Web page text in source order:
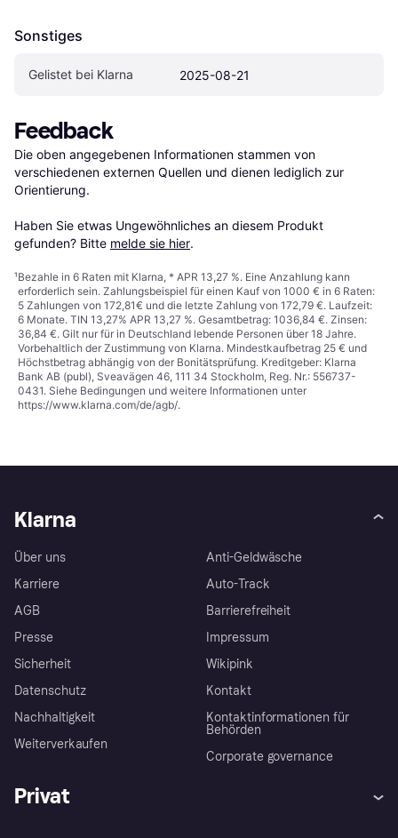
Sonstiges
Gelistet bei Klarna 2025-08-21
Feedback
Die oben angegebenen Informationen stammen von
verschiedenen externen Quellen und dienen lediglich zur
Orientierung.
Haben Sie etwas Ungewöhnliches an diesem Produkt
gefunden? Bitte melde sie hier.
¹Bezahle in 6 Raten mit Klarna, * APR 13,27 %. Eine Anzahlung kann
erforderlich sein. Zahlungsbeispiel für einen Kauf von 1000 € in 6 Raten:
5 Zahlungen von 172,81€ und die letzte Zahlung von 172,79 €. Laufzeit:
6 Monate. TIN 13,27% APR 13,27 %. Gesamtbetrag: 1036,84 €. Zinsen:
36,84 €. Gilt nur für in Deutschland lebende Personen über 18 Jahre.
Vorbehaltlich der Zustimmung von Klarna. Mindestkaufbetrag 25 € und
Höchstbetrag abhängig von der Bonitätsprüfung. Kreditgeber: Klarna
Bank AB (publ), Sveavägen 46, 111 34 Stockholm, Reg. Nr.: 556737-
0431. Siehe Bedingungen und weitere Informationen unter
https://www.klarna.com/de/agb/.
Klarna
Über uns
Karriere
AGB
Presse
Sicherheit
Datenschutz
Nachhaltigkeit
Weiterverkaufen
Anti-Geldwäsche
Auto-Track
Barrierefreiheit
Impressum
Wikipink
Kontakt
Kontaktinformationen für
Behörden
Corporate governance
Privat